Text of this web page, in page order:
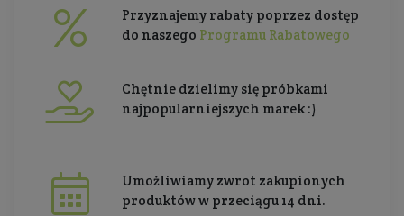
Przyznajemy rabaty poprzez dostęp
do naszego Programu Rabatowego
Chętnie dzielimy się próbkami
najpopularniejszych marek :)
Umożliwiamy zwrot zakupionych
produktów w przeciągu 14 dni.